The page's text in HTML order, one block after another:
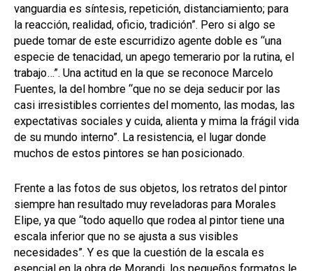
vanguardia es síntesis, repetición, distanciamiento; para
la reacción, realidad, oficio, tradición”. Pero si algo se
puede tomar de este escurridizo agente doble es “una
especie de tenacidad, un apego temerario por la rutina, el
trabajo…”. Una actitud en la que se reconoce Marcelo
Fuentes, la del hombre “que no se deja seducir por las
casi irresistibles corrientes del momento, las modas, las
expectativas sociales y cuida, alienta y mima la frágil vida
de su mundo interno”. La resistencia, el lugar donde
muchos de estos pintores se han posicionado.
Frente a las fotos de sus objetos, los retratos del pintor
siempre han resultado muy reveladoras para Morales
Elipe, ya que “todo aquello que rodea al pintor tiene una
escala inferior que no se ajusta a sus visibles
necesidades”. Y es que la cuestión de la escala es